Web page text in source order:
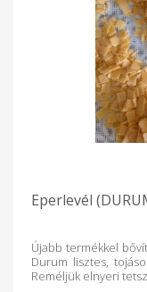
Eperlevél
Újabb termékkel
Durum lisztes,
Reméljük elnyeri